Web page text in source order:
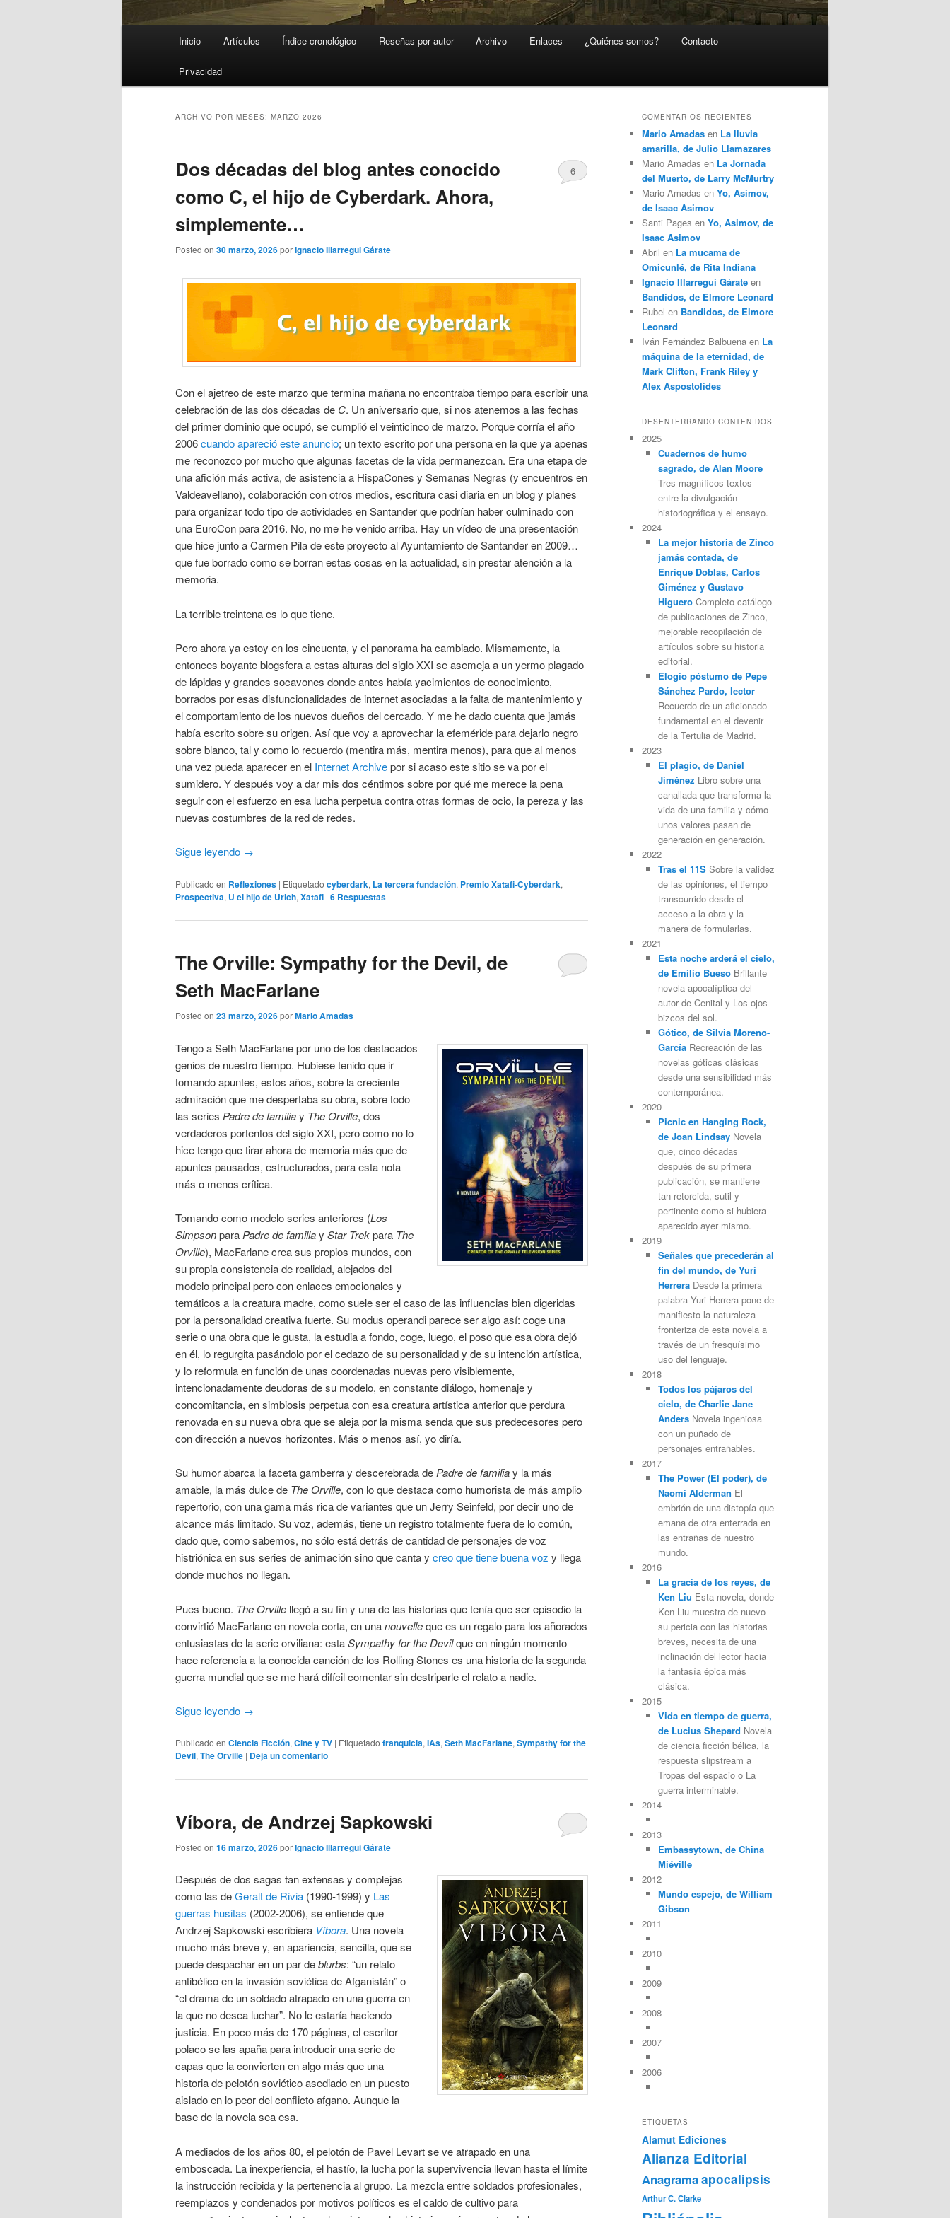
Inicio Artículos Índice cronológico Reseñas por autor Archivo Enlaces ¿Quiénes somos? Contacto
Privacidad
ARCHIVO POR MESES: MARZO 2026
Dos décadas del blog antes conocido
como C, el hijo de Cyberdark. Ahora,
simplemente…
Posted on 30 marzo, 2026porIgnacio Illarregui Gárate
6
Con el ajetreo de este marzo que termina mañana no encontraba tiempo para escribir una
celebración de las dos décadas de C. Un aniversario que, si nos atenemos a las fechas
del primer dominio que ocupó, se cumplió el veinticinco de marzo. Porque corría el año
2006cuando apareció este anuncio; un texto escrito por una persona en la que ya apenas
me reconozco por mucho que algunas facetas de la vida permanezcan. Era una etapa de
una afición más activa, de asistencia a HispaCones y Semanas Negras (y encuentros en
Valdeavellano), colaboración con otros medios, escritura casi diaria en un blog y planes
para organizar todo tipo de actividades en Santander que podrían haber culminado con
una EuroCon para 2016. No, no me he venido arriba. Hay un vídeo de una presentación
que hice junto a Carmen Pila de este proyecto al Ayuntamiento de Santander en 2009…
que fue borrado como se borran estas cosas en la actualidad, sin prestar atención a la
memoria.
La terrible treintena es lo que tiene.
Pero ahora ya estoy en los cincuenta, y el panorama ha cambiado. Mismamente, la
entonces boyante blogsfera a estas alturas del siglo XXI se asemeja a un yermo plagado
de lápidas y grandes socavones donde antes había yacimientos de conocimiento,
borrados por esas disfuncionalidades de internet asociadas a la falta de mantenimiento y
el comportamiento de los nuevos dueños del cercado. Y me he dado cuenta que jamás
había escrito sobre su origen. Así que voy a aprovechar la efeméride para dejarlo negro
sobre blanco, tal y como lo recuerdo (mentira más, mentira menos), para que al menos
una vez pueda aparecer en el Internet Archivepor si acaso este sitio se va por el
sumidero. Y después voy a dar mis dos céntimos sobre por qué me merece la pena
seguir con el esfuerzo en esa lucha perpetua contra otras formas de ocio, la pereza y las
nuevas costumbres de la red de redes.
Sigue leyendo →
Publicado en Reflexiones | Etiquetado cyberdark, La tercera fundación, Premio Xatafi-Cyberdark,
Prospectiva, U el hijo de Urich, Xatafi | 6 Respuestas
The Orville: Sympathy for the Devil, de
Seth MacFarlane
Posted on 23 marzo, 2026porMario Amadas
Tengo a Seth MacFarlane por uno de los destacados
genios de nuestro tiempo. Hubiese tenido que ir
tomando apuntes, estos años, sobre la creciente
admiración que me despertaba su obra, sobre todo
las series Padre de familiay The Orville, dos
verdaderos portentos del siglo XXI, pero como no lo
hice tengo que tirar ahora de memoria más que de
apuntes pausados, estructurados, para esta nota
más o menos crítica.
Tomando como modelo series anteriores (Los
Simpsonpara Padre de familiay Star Trekpara The
Orville), MacFarlane crea sus propios mundos, con
su propia consistencia de realidad, alejados del
modelo principal pero con enlaces emocionales y
temáticos a la creatura madre, como suele ser el caso de las influencias bien digeridas
por la personalidad creativa fuerte. Su modus operandi parece ser algo así: coge una
serie o una obra que le gusta, la estudia a fondo, coge, luego, el poso que esa obra dejó
en él, lo regurgita pasándolo por el cedazo de su personalidad y de su intención artística,
y lo reformula en función de unas coordenadas nuevas pero visiblemente,
intencionadamente deudoras de su modelo, en constante diálogo, homenaje y
concomitancia, en simbiosis perpetua con esa creatura artística anterior que perdura
renovada en su nueva obra que se aleja por la misma senda que sus predecesores pero
con dirección a nuevos horizontes. Más o menos así, yo diría.
Su humor abarca la faceta gamberra y descerebrada dePadre de familiay la más
amable, la más dulce de The Orville, con lo que destaca como humorista de más amplio
repertorio, con una gama más rica de variantes que un Jerry Seinfeld, por decir uno de
alcance más limitado. Su voz, además, tiene un registro totalmente fuera de lo común,
dado que, como sabemos, no sólo está detrás de cantidad de personajes de voz
histriónica en sus series de animación sino que canta y creo que tiene buena voz y llega
donde muchos no llegan.
Pues bueno. The Orville llegó a su fin y una de las historias que tenía que ser episodio la
convirtió MacFarlane en novela corta, en unanouvelleque es un regalo para los añorados
entusiastas de la serie orviliana: estaSympathy for the Devilque en ningún momento
hace referencia a la conocida canción de los Rolling Stones es una historia de la segunda
guerra mundial que se me hará difícil comentar sin destriparle el relato a nadie.
Sigue leyendo →
Publicado en Ciencia Ficción,Cine y TV | Etiquetado franquicia,IAs,Seth MacFarlane,Sympathy for the
Devil,The Orville | Deja un comentario
Víbora, de Andrzej Sapkowski
Posted on 16 marzo, 2026porIgnacio Illarregui Gárate
Después de dos sagas tan extensas y complejas
como las deGeralt de Rivia (1990-1999) y Las
guerras husitas (2002-2006), se entiende que
Andrzej Sapkowski escribiera Víbora. Una novela
mucho más breve y, en apariencia, sencilla, que se
puede despachar en un par deblurbs: “un relato
antibélico en la invasión soviética de Afganistán” o
“el drama de un soldado atrapado en una guerra en
la que no desea luchar”. No le estaría haciendo
justicia. En poco más de 170 páginas, el escritor
polaco se las apaña para introducir una serie de
capas que la convierten en algo más que una
historia de pelotón soviético asediado en un puesto
aislado en lo peor del conflicto afgano. Aunque la
base de la novela sea esa.
A mediados de los años 80, el pelotón de Pavel Levart se ve atrapado en una
emboscada. La inexperiencia, el hastío, la lucha por la supervivencia llevan hasta el límite
la instrucción recibida y la pertenencia al grupo. La mezcla entre soldados profesionales,
reemplazos y condenados por motivos políticos es el caldo de cultivo para
COMENTARIOS RECIENTES
Mario Amadas en La lluvia
amarilla, de Julio Llamazares
Mario Amadas en La Jornada
del Muerto, de Larry McMurtry
Mario Amadas en Yo, Asimov,
de Isaac Asimov
Santi Pages en Yo, Asimov, de
Isaac Asimov
Abril en La mucama de
Omicunlé, de Rita Indiana
Ignacio Illarregui Gárate en
Bandidos, de Elmore Leonard
Rubel en Bandidos, de Elmore
Leonard
Iván Fernández Balbuena en La
máquina de la eternidad, de
Mark Clifton, Frank Riley y
Alex Aspostolides
DESENTERRANDO CONTENIDOS
2025
Cuadernos de humo
sagrado, de Alan Moore
Tres magníficos textos
entre la divulgación
historiográfica y el ensayo.
2024
La mejor historia de Zinco
jamás contada, de
Enrique Doblas, Carlos
Giménez y Gustavo
HigueroCompleto catálogo
de publicaciones de Zinco,
mejorable recopilación de
artículos sobre su historia
editorial.
Elogio póstumo de Pepe
Sánchez Pardo, lector
Recuerdo de un aficionado
fundamental en el devenir
de la Tertulia de Madrid.
2023
El plagio, de Daniel
Jiménez Libro sobre una
canallada que transforma la
vida de una familia y cómo
unos valores pasan de
generación en generación.
2022
Tras el 11SSobre la validez
de las opiniones, el tiempo
transcurrido desde el
acceso a la obra y la
manera de formularlas.
2021
Esta noche arderá el cielo,
de Emilio BuesoBrillante
novela apocalíptica del
autor de Cenital y Los ojos
bizcos del sol.
Gótico, de Silvia Moreno-
GarcíaRecreación de las
novelas góticas clásicas
desde una sensibilidad más
contemporánea.
2020
Picnic en Hanging Rock,
de Joan LindsayNovela
que, cinco décadas
después de su primera
publicación, se mantiene
tan retorcida, sutil y
pertinente como si hubiera
aparecido ayer mismo.
2019
Señales que precederán al
fin del mundo, de Yuri
HerreraDesde la primera
palabra Yuri Herrera pone de
manifiesto la naturaleza
fronteriza de esta novela a
través de un fresquísimo
uso del lenguaje.
2018
Todos los pájaros del
cielo, de Charlie Jane
AndersNovela ingeniosa
con un puñado de
personajes entrañables.
2017
The Power (El poder), de
Naomi Alderman El
embrión de una distopía que
emana de otra enterrada en
las entrañas de nuestro
mundo.
2016
La gracia de los reyes, de
Ken Liu Esta novela, donde
Ken Liu muestra de nuevo
su pericia con las historias
breves, necesita de una
inclinación del lector hacia
la fantasía épica más
clásica.
2015
Vida en tiempo de guerra,
de Lucius Shepard Novela
de ciencia ficción bélica, la
respuesta slipstream a
Tropas del espacio o La
guerra interminable.
2014
2013
Embassytown, de China
Miéville
2012
Mundo espejo, de William
Gibson
2011
2010
2009
2008
2007
2006
ETIQUETAS
Alamut Ediciones
Alianza Editorial
Anagramaapocalipsis
Arthur C. Clarke